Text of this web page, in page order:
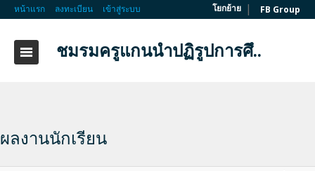
หน้าแรก ลงทะเบียน เข้าสู่ระบบ โยกย้าย | FB Group
ชมรมครูแกนนำปฏิรูปการศึ..
ผลงานนักเรียน